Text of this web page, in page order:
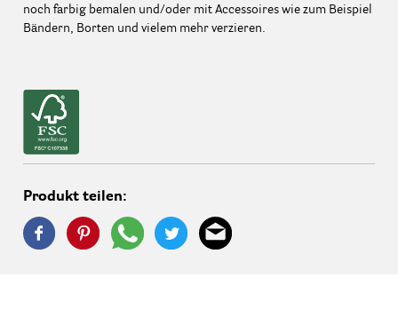
noch farbig bemalen und/oder mit Accessoires wie zum Beispiel
Bändern, Borten und vielem mehr verzieren.
Produkt teilen: